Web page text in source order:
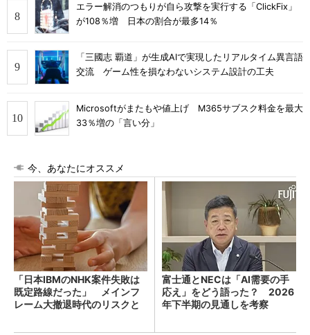
エラー解消のつもりが自ら攻撃を実行する「ClickFix」
が108％増 日本の割合が最多14％
「三國志 覇道」が生成AIで実現したリアルタイム異言語
交流 ゲーム性を損なわないシステム設計の工夫
Microsoftがまたもや値上げ M365サブスク料金を最大
33％増の「言い分」
今、あなたにオススメ
「日本IBMのNHK案件失敗は
既定路線だった」 メインフ
レーム大撤退時代のリスクと
富士通とNECは「AI需要の手
応え」をどう語った？ 2026
年下半期の見通しを考察